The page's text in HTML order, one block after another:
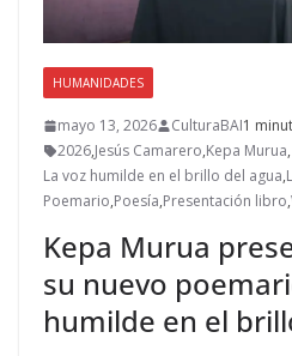
HUMANIDADES
mayo 13, 2026 CulturaBAI1
2026,Jesús Camarero,Kepa Murua,
La voz humilde en el brillo del agua,
Poemario,Poesía,Presentación libro,
Kepa Murua
su nuevo
humilde en el